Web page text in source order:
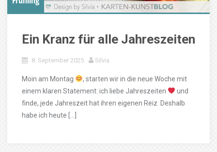
Ein Kranz für alle Jahreszeiten
8. September 2025 Silvia
Moin am Montag
, starten wir in die neue Woche mit
einem klaren Statement: ich liebe Jahreszeiten
und
finde, jede Jahreszeit hat ihren eigenen Reiz. Deshalb
habe ich heute […]